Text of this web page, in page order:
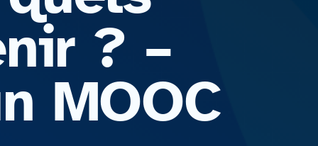
? –
MOOC